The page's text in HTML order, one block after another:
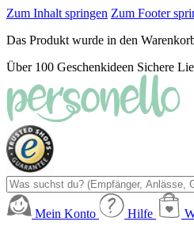
Zum Inhalt springen Zum Footer
Das Produkt wurde in den
Über 100 Geschenkideen Sichere
Mein Konto Hilfe